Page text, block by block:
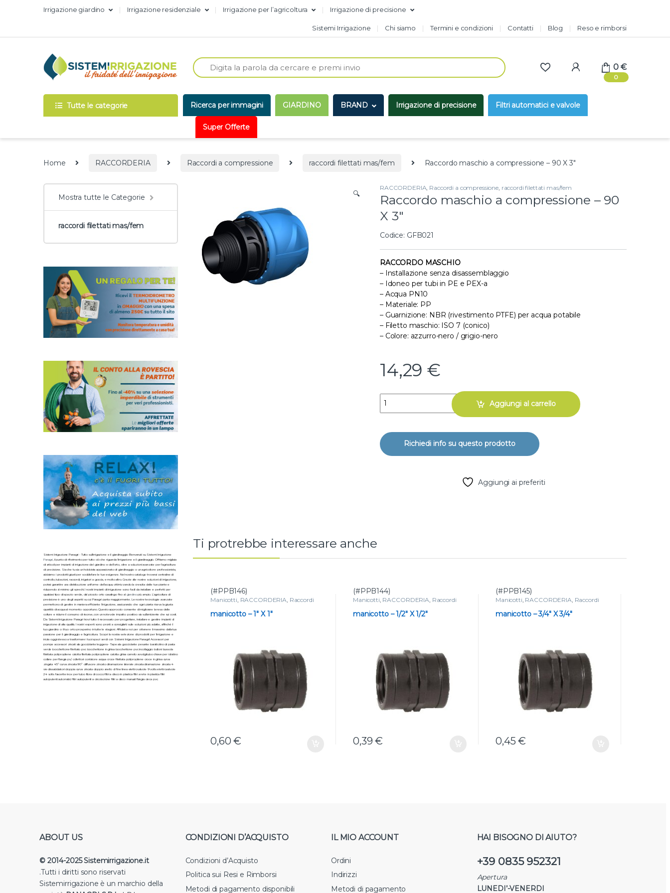
Skip to navigation
Skip to contentIrrigazione giardino Irrigazione residenziale Irrigazione per l’agricoltura Irrigazione di precisione
Sistemi Irrigazione Chi siamo Termini e condizioni Contatti Blog Reso e rimborsi
0
0€
Tutte le categorie Ricerca per immagini GIARDINO BRAND Irrigazione di precisione Filtri automatici e valvole
Super Offerte
Home RACCORDERIA Raccordi a compressione raccordi filettati mas/fem Raccordo maschio a compressione – 90 X 3″
🔍
RACCORDERIA Raccordi a compressione, raccordi filettati mas/fem
Raccordo maschio a compressione – 90
X 3″
Codice: GFB021
RACCORDO MASCHIO
– Installazione senza disassemblaggio
– Idoneo per tubi in PE e PEX-a
– Acqua PN10
– Materiale: PP
– Guarnizione: NBR (rivestimento PTFE) per acqua potabile
– Filetto maschio: ISO 7 (conico)
– Colore: azzurro-nero / grigio-nero
14,29 €
Raccordo maschio a compressione - 90 X 3" quantity
Aggiungi al carrello
Aggiungi ai preferiti
Ti protrebbe interessare anche
(#PPB146)
Manicotti RACCORDERIA Raccordi
filettati in polipropilene
manicotto – 1″ X 1″
0,60€
(#PPB144)
Manicotti RACCORDERIA Raccordi
filettati in polipropilene
manicotto – 1/2″ X 1/2″
0,39€
(#PPB145)
Manicotti RACCORDERIA Raccordi
filettati in polipropilene
manicotto – 3/4″ X 3/4″
0,45€
Mostra tutte le Categorie
raccordi filettati mas/fem
Sistemi Irrigazione Panagri - Tutto sull'irrigazione e il giardinaggio Benvenuti su Sistemi Irrigazione
Panagri, il punto di riferimento per tutto ciò che riguarda l'irrigazione e il giardinaggio. Offriamo migliaia
di articoli per impianti di irrigazione del giardino e dell'orto, oltre a soluzioni avanzate per l'agricoltura
di precisione. Sia che tu sia un hobbista appassionato di giardinaggio o un agricoltore professionista,
abbiamo i prodotti giusti per soddisfare le tue esigenze. Nel nostro catalogo troverai centraline di
controllo, tubazioni, raccordi, irrigatori a goccia, e molto altro. Grazie alle nostre soluzioni di irrigazione,
potrai garantire una distribuzione uniforme dell'acqua, ottimizzando la crescita delle tue piante e
riducendo al minimo gli sprechi. I nostri impianti di irrigazione sono facili da installare e perfetti per
qualsiasi tipo di spazio verde, dal piccolo orto casalingo fino al giardinopiù ampio. L'agricoltura di
precisione è uno degli aspetti su cui Panagri punta maggiormente. Le nostre tecnologie avanzate
permettono di gestire in maniera efficiente l'irrigazione, assicurando che ogni pianta riceva la giusta
quantità di acqua al momento opportuno. Questo approccio consente di migliorare la resa delle
colture e ridurre il consumo di risorse, con un notevole impatto positivo sia sull'ambiente che sui costi.
Da Sistemi Irrigazione Panagri trovi tutto il necessario per progettare, installare e gestire impianti di
irrigazione di alta qualità. I nostri esperti sono pronti a consigliarti sulle soluzioni più adatte, affinché il
tuo giardino o il tuo orto prosperino in tutte le stagioni. Affidati a noi per ottenere il massimo dalla tua
passione per il giardinaggio e l'agricoltura. Scopri la nostra selezione di prodotti per l'irrigazione e
inizia oggi stesso a trasformare i tuoi spazi verdi con Sistemi Irrigazione Panagri! Accessori per
pompe accessori zincati ala gocciolante leggera - Tape ala gocciolante pesante barattolino di pasta
verde bocchettone filettato pvc bocchettone in ghisa bocchettone pvc incollaggio bulloni bussola
filettata polipropilene calotta filettata polipropilene calotta ghisa carrello avvolgitubo chiave per idratino
collare per flangia pv/ collettori contatore acqua croce filettata polipropilene croce in ghisa curva
zingata 45° curva zincata 90° diffusore zincato diramazione laterale zincata diramazione zincata 4
vie dissabbiatori doppia curva zincata doppio anello di fine linea elettrovalvole 9 volts elettrovalvole
24 volts fascette inox per tubo fibra di cocco filtri a disco in plastica filtri a rete in plastica filtri
autopulenti automatici filtri autopulenti a circolazione filtri a disco manuali flangia cieca pvc.
ABOUT US
© 2014-2025 Sistemirrigazione.it
.Tutti i diritti sono riservati
Sistemirrigazione è un marchio della
CONDIZIONI D’ACQUISTO
Condizioni d’Acquisto
Politica sui Resi e Rimborsi
Metodi di pagamento disponibili
IL MIO ACCOUNT
Ordini
Indirizzi
Metodi di pagamento
HAI BISOGNO DI AIUTO?
+39 0835 952321
Apertura
LUNEDI’-VENERDI